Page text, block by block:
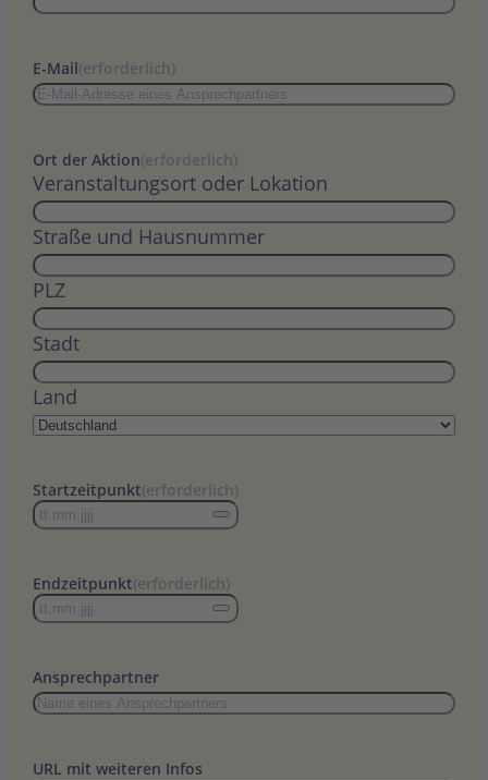
E-Mail(erforderlich)
Ort der Aktion(erforderlich)
Veranstaltungsort oder Lokation
Straße und Hausnummer
PLZ
Stadt
Land
Startzeitpunkt(erforderlich)
Endzeitpunkt(erforderlich)
Ansprechpartner
URL mit weiteren Infos